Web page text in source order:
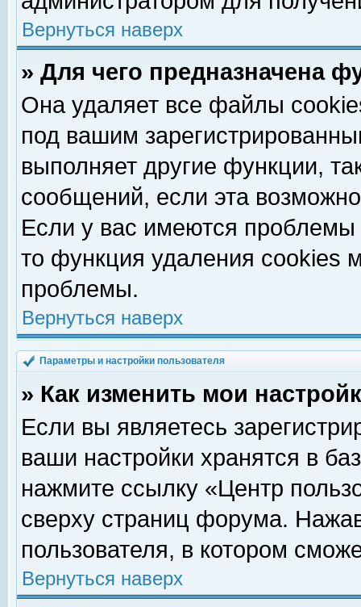
Вернуться наверх
» Для чего предназначена
Она удаляет все файлы
под вашим
выполняет другие функции,
сообщений, если эта
Если у вас имеются
то функция удаления cookies
проблемы.
Вернуться наверх
Параметры и настройки пользователя
» Как изменить мои
Если вы являетесь
ваши настройки хранятся в
нажмите ссылку «Центр
сверху страниц форума.
пользователя, в котором
Вернуться наверх